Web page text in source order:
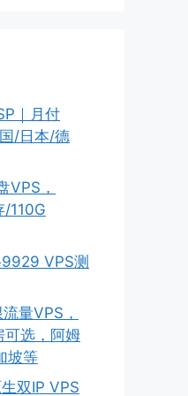
｜月付
/日本/德
VPS，
110G
VPS测
量VPS，
选，阿姆
坡等
双IP VPS